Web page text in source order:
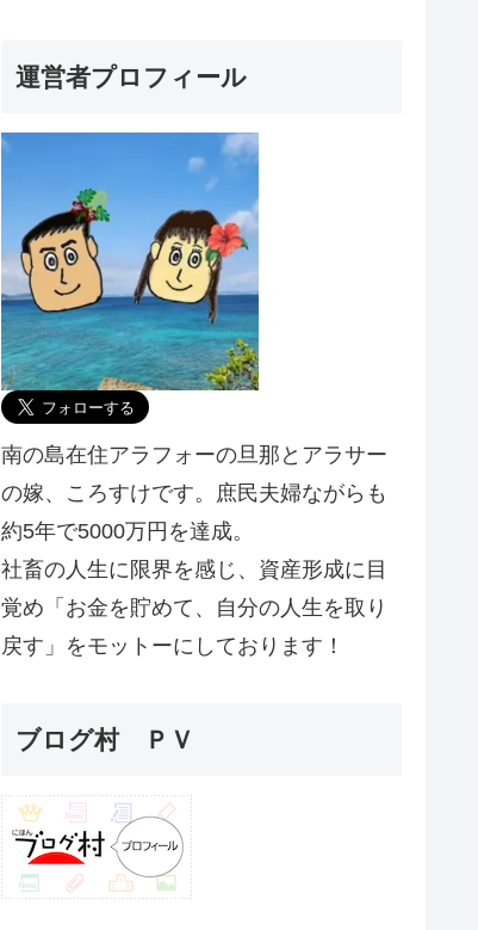
運営者プロフィール
南の島在住アラフォーの旦那とアラサー
の嫁、ころすけです。庶民夫婦ながらも
約5年で5000万円を達成。
社畜の人生に限界を感じ、資産形成に目
覚め「お金を貯めて、自分の人生を取り
戻す」をモットーにしております！
ブログ村 ＰＶ